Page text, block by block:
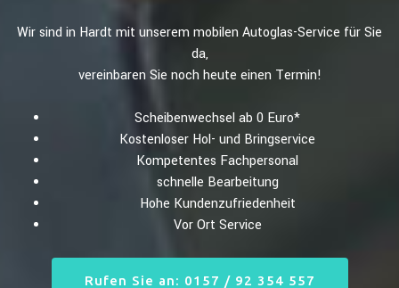
Wir sind in Hardt mit unserem mobilen Autoglas-Service für Sie
da,
vereinbaren Sie noch heute einen Termin!
Scheibenwechsel ab 0 Euro*
Kostenloser Hol- und Bringservice
Kompetentes Fachpersonal
schnelle Bearbeitung
Hohe Kundenzufriedenheit
Vor Ort Service
Rufen Sie an: 0157 / 92 354 557